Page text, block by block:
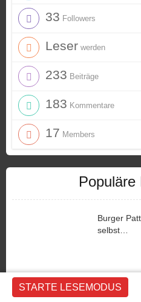
STARTE LESEMODUS
33 Followers
Leser werden
233 Beiträge
183 Kommentare
17 Members
Populäre
Burger
selbst…